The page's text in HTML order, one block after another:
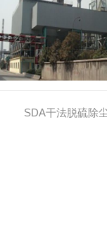
SDA干法脱硫除